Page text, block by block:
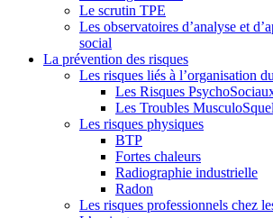
Le scrutin TPE
Les observatoires d’analyse et
social
La prévention des risques
Les risques liés à l’organisation
Les Risques
Les Troubles
Les risques physiques
BTP
Fortes chaleurs
Radiographie industrielle
Radon
Les risques professionnels chez